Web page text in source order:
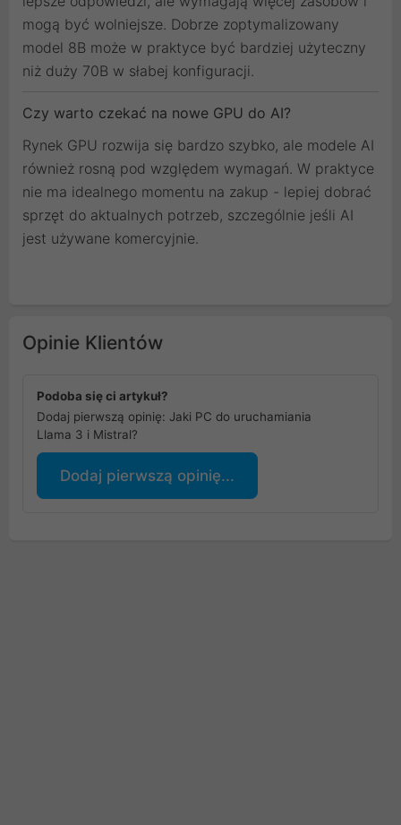
mogą być wolniejsze. Dobrze zoptymalizowany
model 8B może w praktyce być bardziej użyteczny
niż duży 70B w słabej konfiguracji.
Czy warto czekać na nowe GPU do AI?
Rynek GPU rozwija się bardzo szybko, ale modele AI
również rosną pod względem wymagań. W praktyce
nie ma idealnego momentu na zakup - lepiej dobrać
sprzęt do aktualnych potrzeb, szczególnie jeśli AI
jest używane komercyjnie.
Opinie Klientów
Podoba się ci artykuł?
Dodaj pierwszą opinię: Jaki PC do uruchamiania
Llama 3 i Mistral?
Dodaj pierwszą opinię...